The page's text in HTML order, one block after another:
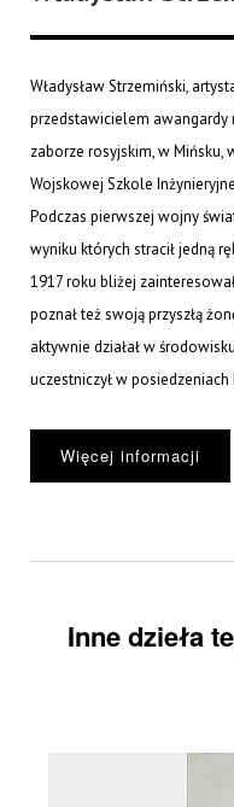
Władysław Strzemiński,
przedstawicielem awangardy
zaborze rosyjskim, w Mińsku,
Wojskowej Szkole
Podczas pierwszej wojny
wyniku których stracił jedną
1917 roku bliżej
poznał też swoją przyszłą
aktywnie działał w
uczestniczył w posiedzeniach
Więcej informacji
Inne dzieła